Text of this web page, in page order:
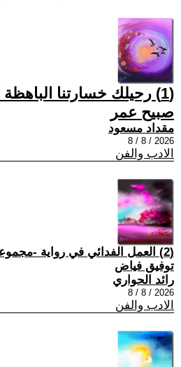
(1) رحيلك خسارتنا
صبيح عمر
مقداد مسعود
2026 / 8 / 8
الادب والفن
توفيق فياض
رائد الحواري
2026 / 8 / 8
الادب والفن